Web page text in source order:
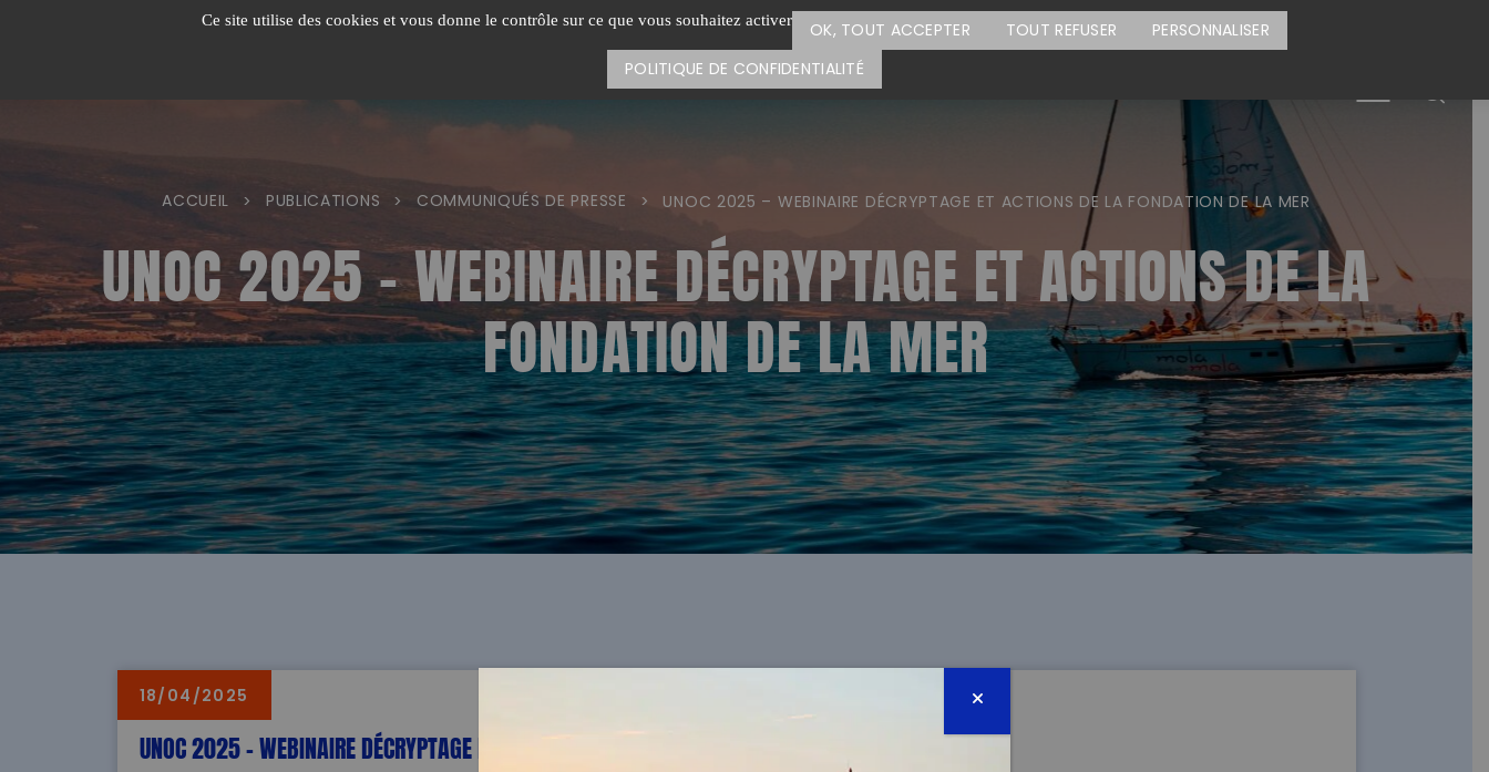
Ce site utilise des cookies et vous donne le contrôle sur ce que vous souhaitez activer OK, TOUT ACCEPTER TOUT REFUSER
PERSONNALISER
POLITIQUE DE CONFIDENTIALITÉ
CARTE DES ACTIONS
ACCUEIL > PUBLICATIONS > COMMUNIQUÉS DE PRESSE > UNOC 2025 – WEBINAIRE DÉCRYPTAGE ET ACTIONS DE LA FONDATION DE LA MER
UNOC 2025 – WEBINAIRE DÉCRYPTAGE ET ACTIONS DE LA
FONDATION DE LA MER
18/04/2025
UNOC 2025 – WEBINAIRE DÉCRYPTAGE ET ACTIONS DE LA FONDATION DE LA MER